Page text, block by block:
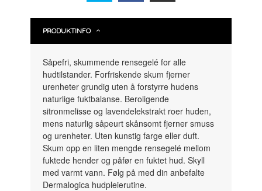
PRODUKTINFO
Såpefri, skummende rensegelé for alle
hudtilstander. Forfriskende skum fjerner
urenheter grundig uten å forstyrre hudens
naturlige fuktbalanse. Beroligende
sitronmelisse og lavendelekstrakt roer huden,
mens naturlig såpeurt skånsomt fjerner smuss
og urenheter. Uten kunstig farge eller duft.
Skum opp en liten mengde rensegelé mellom
fuktede hender og påfør en fuktet hud. Skyll
med varmt vann. Følg på med din anbefalte
Dermalogica hudpleierutine.